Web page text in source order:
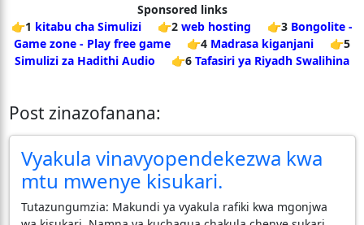
Sponsored links
👉1 kitabu cha Simulizi 👉2 web hosting 👉3 Bongolite -
Game zone - Play free game
👉4 Madrasa kiganjani
👉5
Simulizi za Hadithi Audio
👉6 Tafasiri ya Riyadh Swalihina
Post zinazofanana:
Vyakula vinavyopendekezwa kwa
mtu mwenye kisukari.
Tutazungumzia: Makundi ya vyakula rafiki kwa mgonjwa